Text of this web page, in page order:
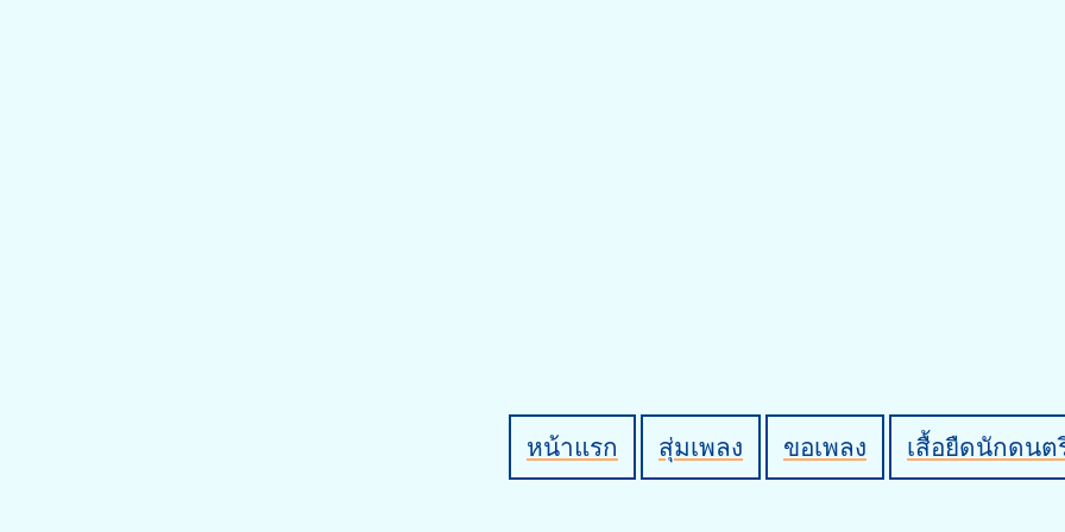
หน้าแรก สุ่มเพลง ขอเพลง เสื้อยืดนักดนต